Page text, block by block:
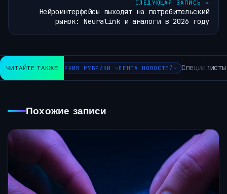
СЛЕДУЮЩАЯ ЗАПИСЬ →
Нейроинтерфейсы выходят на потребительский
рынок: Neuralink и аналоги в 2026 году
ЧИТАЙТЕ ТАКЖЕАРХИВ РУБРИКИ ~ЛЕНТА НОВОСТЕЙ~ Специалисты
Похожие записи